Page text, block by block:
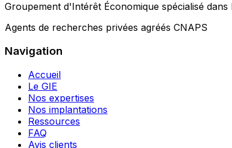
Groupement d'Intérêt Économique spécialisé
Agents de recherches privées agréés CNAPS
Navigation
Accueil
Le GIE
Nos expertises
Nos implantations
Ressources
FAQ
Avis clients